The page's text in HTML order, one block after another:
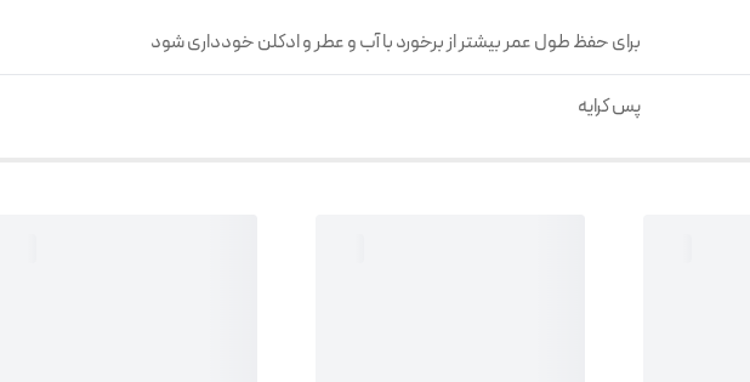
برای حفظ طول عمر بیشتر از برخورد با آب و عطر و ادکلن خودداری شود
پس کرایه